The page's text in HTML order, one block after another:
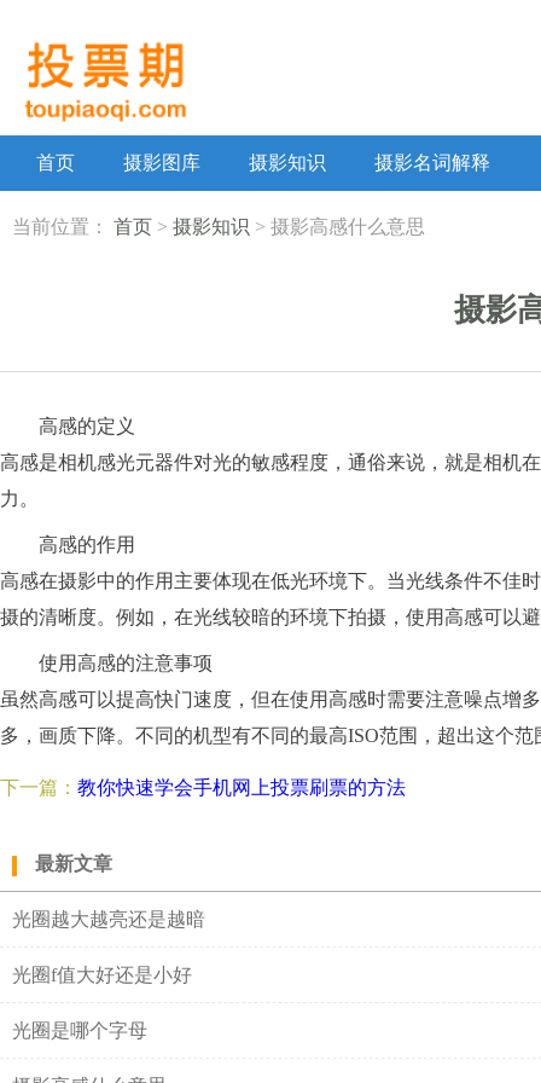
首页 摄影图库 摄影知识 摄影名词解释
当前位置： 首页 > 摄影知识 > 摄影高感什么意思
摄影
高感的定义‌
高感‌是相机感光元器件对光的敏感程度，通俗来说，就是相机
力。
高感的作用
高感在摄影中的作用主要体现在低光环境下。当光线条件不佳
摄的清晰度。例如，在光线较暗的环境下拍摄，使用高感可以
使用高感的注意事项
虽然高感可以提高快门速度，但在使用高感时需要注意噪点增
多，画质下降。不同的机型有不同的最高ISO范围，超出这个
下一篇： 教你快速学会手机网上投票刷票的方法
最新文章
光圈越大越亮还是越暗
光圈f值大好还是小好
光圈是哪个字母